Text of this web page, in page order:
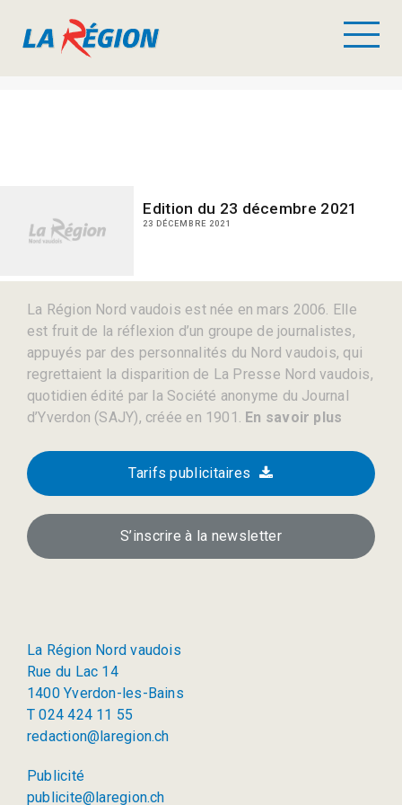
Edition du 23 décembre 2021
23 DÉCEMBRE 2021
La Région Nord vaudois est née en mars 2006. Elle
est fruit de la réflexion d’un groupe de journalistes,
appuyés par des personnalités du Nord vaudois, qui
regrettaient la disparition de La Presse Nord vaudois,
quotidien édité par la Société anonyme du Journal
d’Yverdon (SAJY), créée en 1901. En savoir plus
Tarifs publicitaires
S’inscrire à la newsletter
La Région Nord vaudois
Rue du Lac 14
1400 Yverdon-les-Bains
T 024 424 11 55
redaction@laregion.ch
Publicité
publicite@laregion.ch